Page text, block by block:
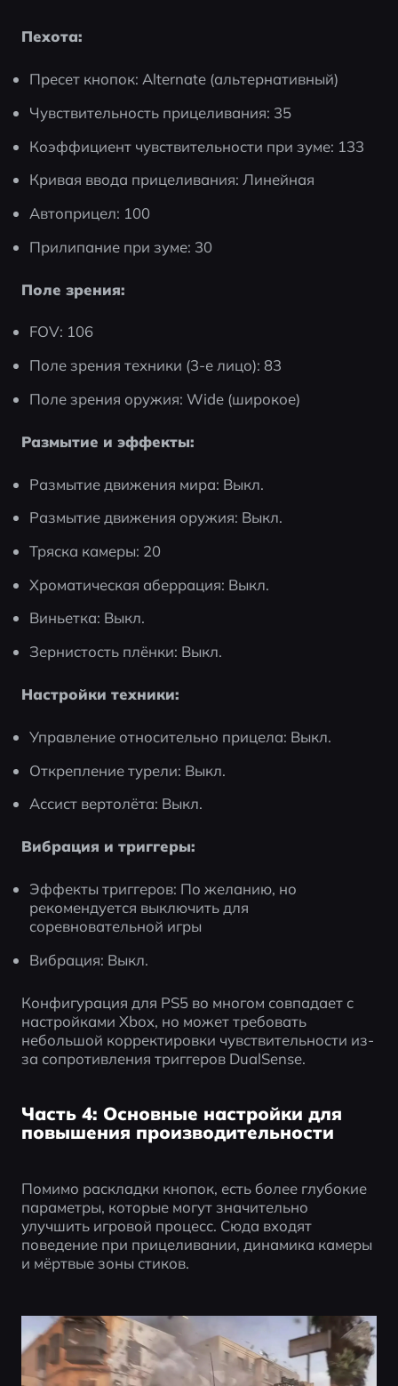
Пехота:
Пресет кнопок: Alternate (альтернативный)
Чувствительность прицеливания: 35
Коэффициент чувствительности при зуме: 133
Кривая ввода прицеливания: Линейная
Автоприцел: 100
Прилипание при зуме: 30
Поле зрения:
FOV: 106
Поле зрения техники (3-е лицо): 83
Поле зрения оружия: Wide (широкое)
Размытие и эффекты:
Размытие движения мира: Выкл.
Размытие движения оружия: Выкл.
Тряска камеры: 20
Хроматическая аберрация: Выкл.
Виньетка: Выкл.
Зернистость плёнки: Выкл.
Настройки техники:
Управление относительно прицела: Выкл.
Открепление турели: Выкл.
Ассист вертолёта: Выкл.
Вибрация и триггеры:
Эффекты триггеров: По желанию, но
рекомендуется выключить для
соревновательной игры
Вибрация: Выкл.
Конфигурация для PS5 во многом совпадает с
настройками Xbox, но может требовать
небольшой корректировки чувствительности из-
за сопротивления триггеров DualSense.
Часть 4: Основные настройки для
повышения производительности
Помимо раскладки кнопок, есть более глубокие
параметры, которые могут значительно
улучшить игровой процесс. Сюда входят
поведение при прицеливании, динамика камеры
и мёртвые зоны стиков.